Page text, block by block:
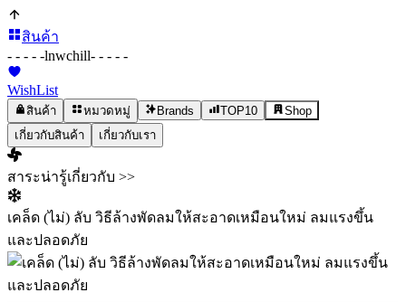
สินค้า
- - - - -lnwchill- - - - -
WishList
สินค้า หมวดหมู่ Brands TOP10
Shop
เกี่ยวกับสินค้า
เกี่ยวกับเรา
สาระน่ารู้เกี่ยวกับ >>
เคล็ด (ไม่) ลับ วิธีล้างพัดลมให้สะอาดเหมือนใหม่ ลมแรงขึ้น
และปลอดภัย